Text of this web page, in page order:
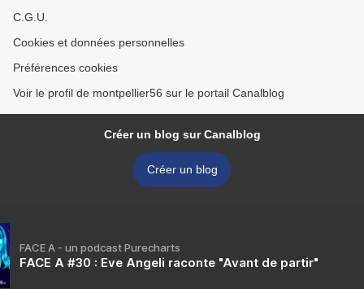
C.G.U.
Cookies et données personnelles
Préférences cookies
Voir le profil de montpellier56 sur le portail Canalblog
Créer un blog sur Canalblog
Créer un blog
FACE A - un podcast Purecharts
FACE A #30 : Eve Angeli raconte "Avant de partir"